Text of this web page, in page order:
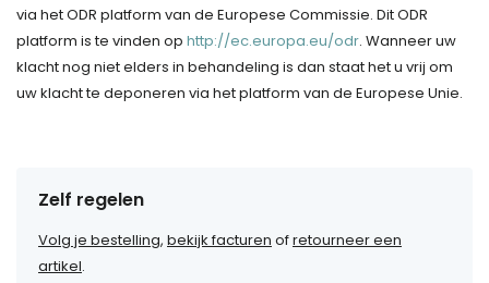
via het ODR platform van de Europese Commissie. Dit ODR
platform is te vinden op http://ec.europa.eu/odr. Wanneer uw
klacht nog niet elders in behandeling is dan staat het u vrij om
uw klacht te deponeren via het platform van de Europese Unie.
Zelf regelen
Volg je bestelling, bekijk facturen ofretourneer een
artikel.